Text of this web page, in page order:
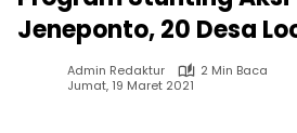
Jeneponto, 20 Desa
Admin Redaktur
2 Min Baca
Jumat, 19 Maret 2021